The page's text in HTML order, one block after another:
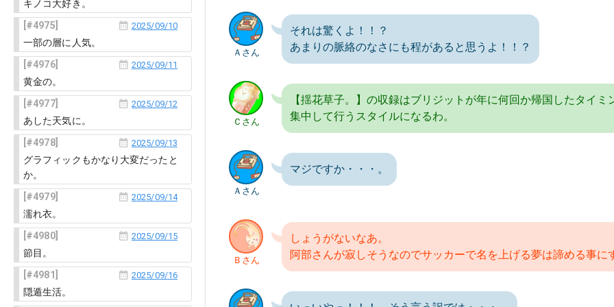
キノコ大好き。
4975
2025/09/10
一部の層に人気。
4976
2025/09/11
黄金の。
4977
2025/09/12
あした天気に。
4978
2025/09/13
グラフィックもかなり大変だったと
か。
4979
2025/09/14
濡れ衣。
4980
2025/09/15
節目。
4981
2025/09/16
隠遁生活。
Ａさん
それは驚くよ！！？
あまりの脈絡のなさにも程があると思うよ！！？
Ｃさん
【揺花草子。】の収録はブリジットが年に何回か帰国したタイミ
集中して行うスタイルになるわ。
Ａさん
マジですか・・・。
Ｂさん
しょうがないなあ。
阿部さんが寂しそうなのでサッカーで名を上げる夢は諦める事に